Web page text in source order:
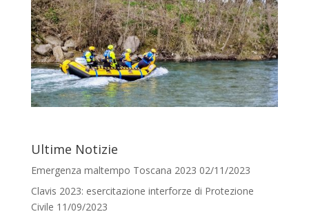
Ultime Notizie
Emergenza maltempo Toscana 2023 02/11/2023
Clavis 2023: esercitazione interforze di Protezione
Civile 11/09/2023